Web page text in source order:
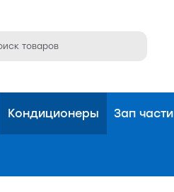
Кондиционеры Зап части